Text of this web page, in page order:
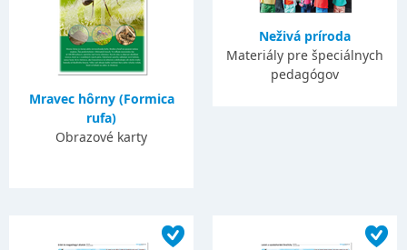
Mravec hôrny (Formica
rufa)
Obrazové karty
Neživá príroda
Materiály pre špeciálnych
pedagógov